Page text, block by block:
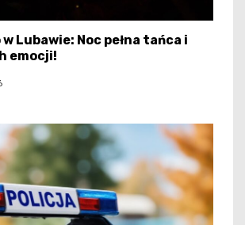
Lubawie: Noc pełna tańca i
emocji!